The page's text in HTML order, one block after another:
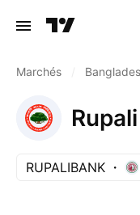
Marchés
RUPALIBANK